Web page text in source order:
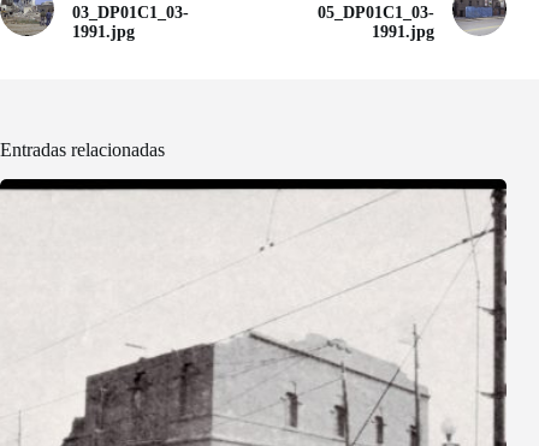
03_DP01C1_03-
1991.jpg
05_DP01C1_03-
1991.jpg
Entradas relacionadas